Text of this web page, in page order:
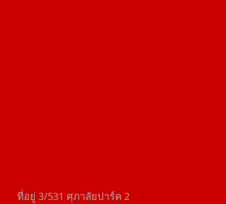
ที่อยู่​ 3/531​ ศุภาลัยปาร์ค​ 2